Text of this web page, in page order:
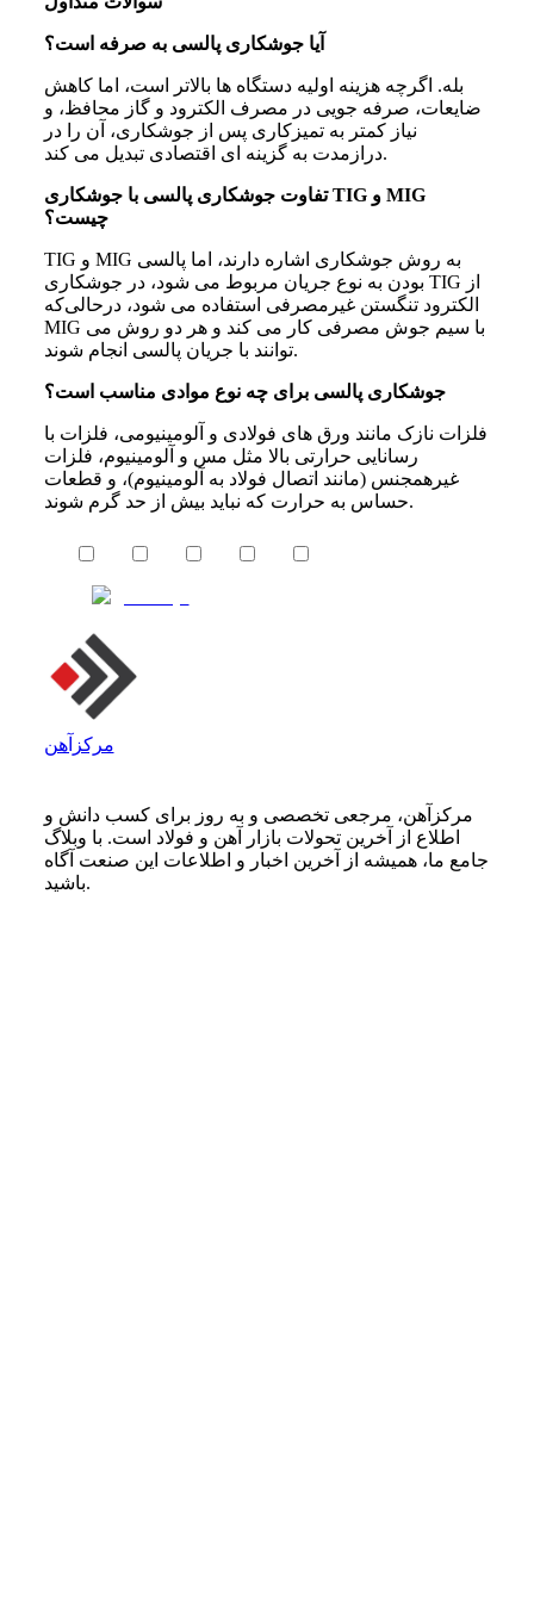
آیا جوشکاری پالسی به صرفه است؟
بله. اگرچه هزینه اولیه دستگاه‌ ها بالاتر است، اما کاهش
ضایعات، صرفه ‌جویی در مصرف الکترود و گاز محافظ، و
نیاز کمتر به تمیزکاری پس از جوشکاری، آن را در
درازمدت به گزینه ‌ای اقتصادی تبدیل می ‌کند.
تفاوت جوشکاری پالسی با جوشکاری TIG و MIG
چیست؟
TIG و MIG به روش جوشکاری اشاره دارند، اما پالسی
بودن به نوع جریان مربوط می ‌شود، در جوشکاری TIG از
الکترود تنگستن غیرمصرفی استفاده می‌ شود، درحالی‌که
MIG با سیم جوش مصرفی کار می ‌کند و هر دو روش می
‌توانند با جریان پالسی انجام شوند.
جوشکاری پالسی برای چه نوع موادی مناسب است؟
فلزات نازک مانند ورق‌ های فولادی و آلومینیومی، فلزات با
رسانایی حرارتی بالا مثل مس و آلومینیوم، فلزات
غیرهمجنس (مانند اتصال فولاد به آلومینیوم)، و قطعات
حساس به حرارت که نباید بیش از حد گرم شوند.
مرکزآهن
مرکزآهن، مرجعی تخصصی و به روز برای کسب دانش و
اطلاع از آخرین تحولات بازار آهن و فولاد است. با وبلاگ
جامع ما، همیشه از آخرین اخبار و اطلاعات این صنعت آگاه
باشید.